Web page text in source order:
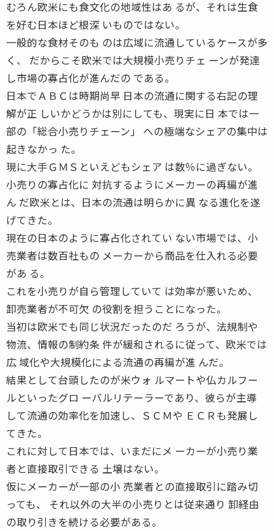
むろん欧米にも食文化の地域性はあ るが、それは生食
を好む日本ほど根深 いものではない。
一般的な食材そのも のは広域に流通しているケースが多
く、 だからこそ欧米では大規模小売りチェ ーンが発達
し市場の寡占化が進んだの である。
日本でＡＢＣは時期尚早 日本の流通に関する右記の理
解が正 しいかどうかは別にしても、現実に日 本では一
部の「総合小売りチェーン」 への極端なシェアの集中は
起きなかっ た。
現に大手ＧＭＳといえどもシェア は数％に過ぎない。
小売りの寡占化に 対抗するようにメーカーの再編が進
ん だ欧米とは、日本の流通は明らかに異 なる進化を遂
げてきた。
現在の日本のように寡占化されてい ない市場では、小
売業者は数百社もの メーカーから商品を仕入れる必要
があ る。
これを小売りが自ら管理していて は効率が悪いため、
卸売業者が不可欠 の役割を担うことになった。
当初は欧米でも同じ状況だったのだ ろうが、法規制や
物流、情報の制約条 件が緩和されるに従って、欧米では
広 域化や大規模化による流通の再編が進 んだ。
結果として台頭したのが米ウォ ルマートや仏カルフー
ルといったグロ ーバルリテーラーであり、彼らが主導
して流通の効率化を加速し、ＳＣＭや ＥＣＲも発展し
てきた。
これに対して日本では、いまだにメ ーカーが小売り業
者と直接取引できる 土壌はない。
仮にメーカーが一部の小 売業者との直接取引に踏み切
っても、 それ以外の大半の小売りとは従来通り 卸経由
の取り引きを続ける必要がある。